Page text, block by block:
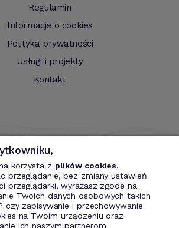
Regulamin
Informacje o cookies
Polityka prywatności
Usługi i projekty
Kontakt
przedsiębiorce. Wystawianie
(faktury VAT, fakury marża, faktury
Rejestr kontrahentów wraz z rozbudowaną
korzysta z plików cookies.
przeglądanie, bez zmiany ustawień
przeglądarki, wyrażasz zgodę na
Twoich danych osobowych takich
czy zapisywanie i przechowywanie
na Twoim urządzeniu oraz
ich naszym partnerom